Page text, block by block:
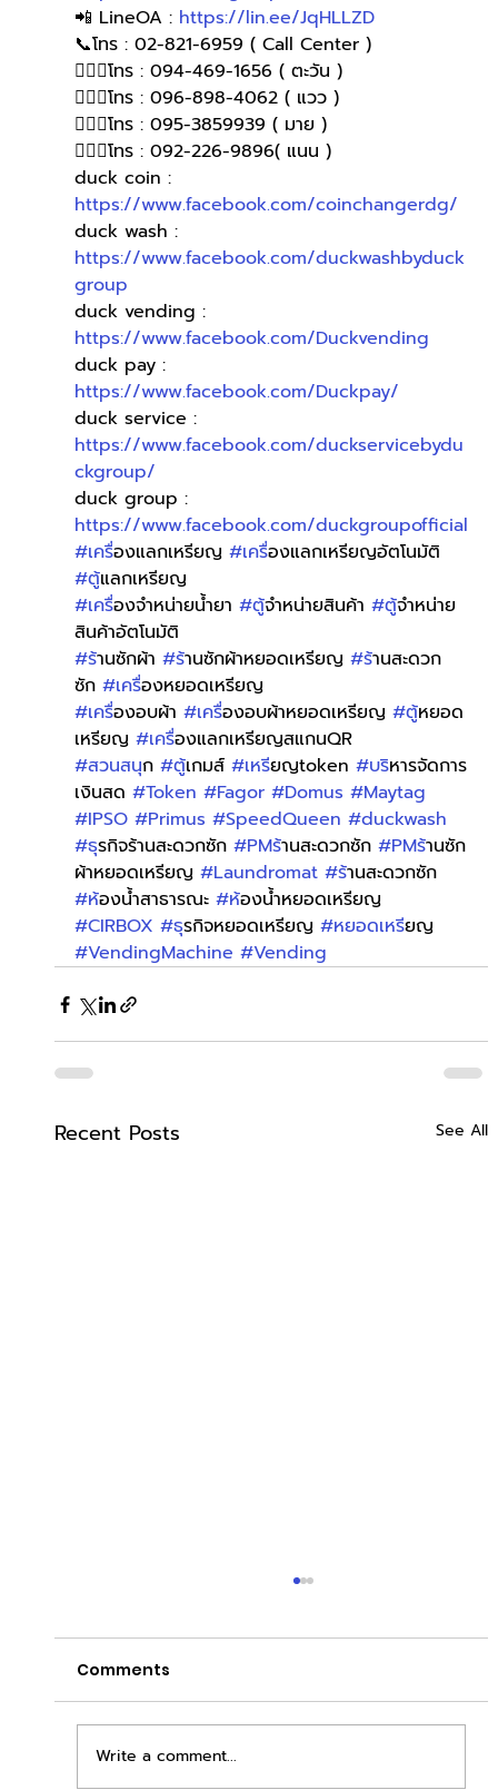
📲 LineOA : https://lin.ee/JqHLLZD
📞โทร : 02-821-6959 ( Call Center )
🙋🏻‍♀โทร : 094-469-1656 ( ตะวัน )
🙋🏻‍♀โทร : 096-898-4062 ( แวว )
🙋🏻‍♀️โทร : 095-3859939 ( มาย )
🙋🏻‍♀️โทร : 092-226-9896( แนน )
duck coin :
https://www.facebook.com/coinchangerdg/
duck wash :
https://www.facebook.com/duckwashbyduck
group
duck vending :
https://www.facebook.com/Duckvending
duck pay :
https://www.facebook.com/Duckpay/
duck service :
https://www.facebook.com/duckservicebydu
ckgroup/
duck group :
https://www.facebook.com/duckgroupofficial
#เครื่องแลกเหรียญ #เครื่องแลกเหรียญอัตโนมัติ
#ตู้แลกเหรียญ
#เครื่องจำหน่ายน้ำยา #ตู้จำหน่ายสินค้า #ตู้จำหน่าย
สินค้าอัตโนมัติ
#ร้านซักผ้า #ร้านซักผ้าหยอดเหรียญ #ร้านสะดวก
ซัก #เครื่องหยอดเหรียญ
#เครื่องอบผ้า #เครื่องอบผ้าหยอดเหรียญ #ตู้หยอด
เหรียญ #เครื่องแลกเหรียญสแกนQR
#สวนสนุก #ตู้เกมส์ #เหรียญtoken #บริหารจัดการ
เงินสด #Token #Fagor #Domus #Maytag
#IPSO #Primus #SpeedQueen #duckwash
#ธุรกิจร้านสะดวกซัก #PMร้านสะดวกซัก #PMร้านซัก
ผ้าหยอดเหรียญ #Laundromat #ร้านสะดวกซัก
#ห้องน้ำสาธารณะ #ห้องน้ำหยอดเหรียญ
#CIRBOX #ธุรกิจหยอดเหรียญ #หยอดเหรียญ
#VendingMachine #Vending
Recent Posts See All
Comments
Write a comment...